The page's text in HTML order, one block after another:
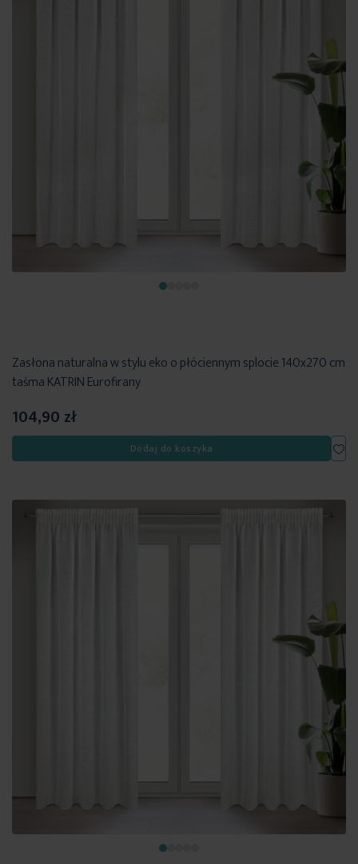
Zasłona naturalna w stylu eko o płóciennym splocie 140x270 cm
taśma KATRIN Eurofirany
104,90 zł
Dodaj do koszyka